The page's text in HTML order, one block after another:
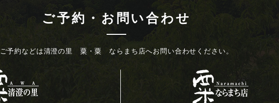
ご予約・お問い合わせ
ご予約などは清澄の里 粟・粟 ならまち店へお問い合わせください。